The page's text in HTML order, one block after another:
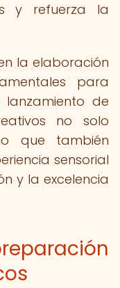
y refuerza la
la elaboración
para
de
no solo
que también
sensorial
y la excelencia